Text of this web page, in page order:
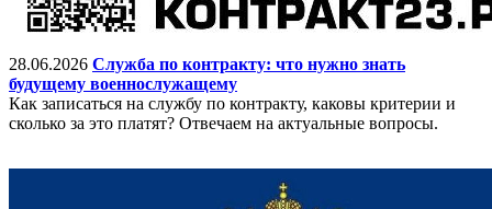
28.06.2026 Служба по контракту: что нужно знать
будущему военнослужащему
Как записаться на службу по контракту, каковы критерии и
сколько за это платят? Отвечаем на актуальные вопросы.